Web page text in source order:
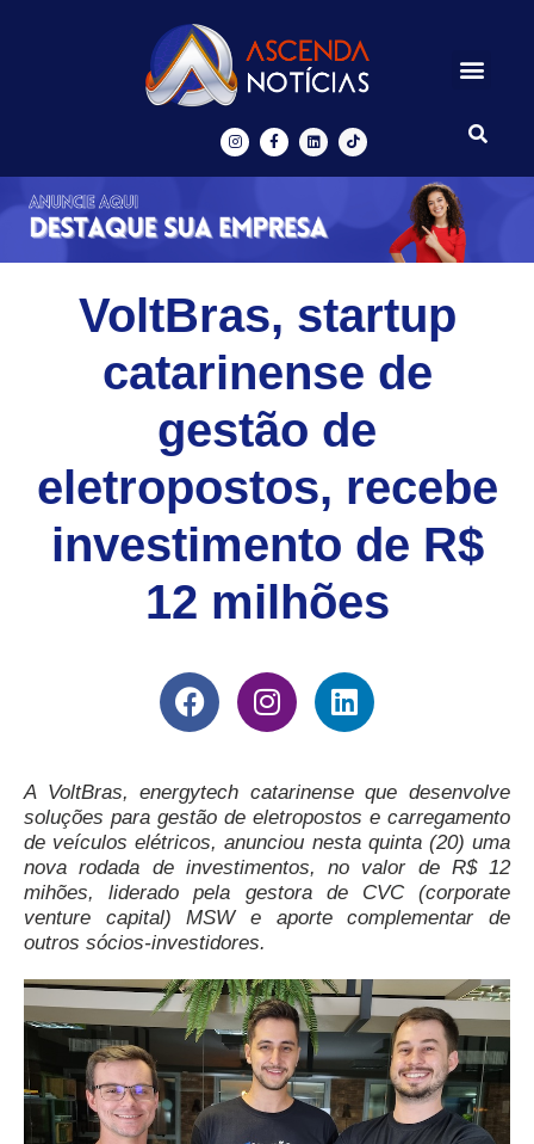
VoltBras, startup
catarinense de
gestão de
eletropostos, recebe
investimento de R$
12 milhões
A VoltBras, energytech catarinense que desenvolve
soluções para gestão de eletropostos e carregamento
de veículos elétricos, anunciou nesta quinta (20) uma
nova rodada de investimentos, no valor de R$ 12
mihões, liderado pela gestora de CVC (corporate
venture capital) MSW e aporte complementar de
outros sócios-investidores.